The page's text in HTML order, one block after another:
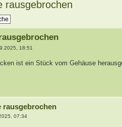
rausgebrochen
18:51
ist ein Stück vom Gehäuse
rausgebrochen
07:34